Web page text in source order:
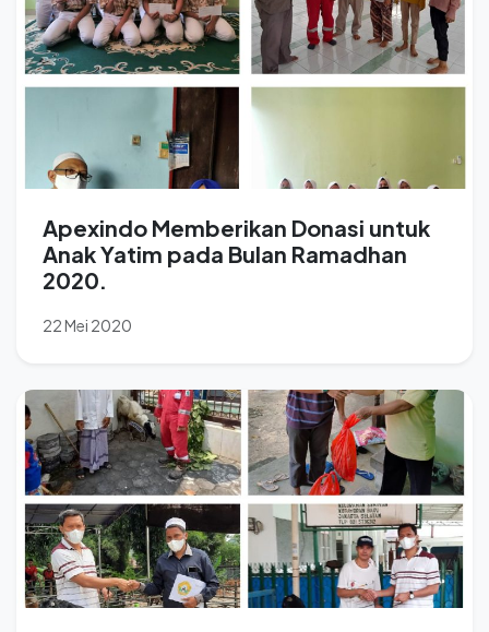
Apexindo Memberikan Donasi untuk
Anak Yatim pada Bulan Ramadhan
2020.
22 Mei 2020